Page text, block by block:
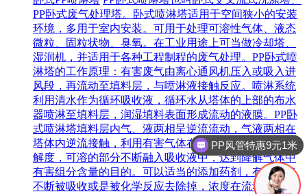
PP卧式废气处理塔。卧式喷淋塔适用于空间狭小的安装
环境，多用于室内安装。可用于处理可溶性气体、液态
微粒、固粒状物、臭氧。在工业用途上可当做冷却塔、
湿润机，并适用于各种工程制程的废气处理。PP卧式喷
淋塔的工作原理：有害废气由离心通风机压入或吸入进
风段，再流动至填料层，与喷淋液接触反应。喷淋系统
利用清水作为循环吸收液，循环水从塔体的上部的布水
器喷淋至填料层，润湿填料表面形成流动的液膜。PP卧
式喷淋塔填料层内气、液两相呈逆流流动，气液两相在
塔体内逆流接触，利用有害气体在吸收剂中的一定的溶
解度，可溶的部分不断融入吸收液中，达到降解气体中
有害组分含量的目的。可以适当的添加药剂，有害废气
不断被吸收或是被化学反应去除掉，浓度在流动过程中
PP风管特惠9元1米